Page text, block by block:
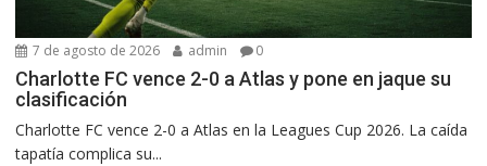
7 de agosto de 2026 admin 0
Charlotte FC vence 2-0 a Atlas y pone en jaque su
clasificación
Charlotte FC vence 2-0 a Atlas en la Leagues Cup 2026. La caída
tapatía complica su...